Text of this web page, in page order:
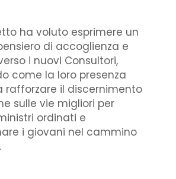
ha voluto esprimere un
di accoglienza e
i nuovi Consultori,
come la loro presenza
rafforzare il discernimento
sulle vie migliori per
ordinati e
i giovani nel cammino